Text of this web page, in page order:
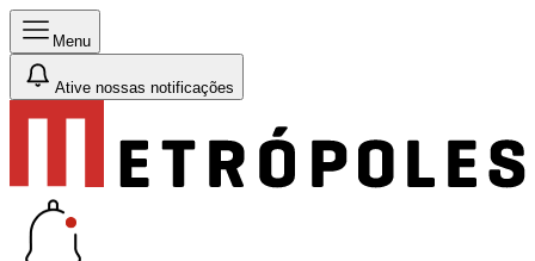
Menu
Ative nossas notificações